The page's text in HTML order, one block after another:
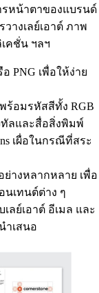
หน้าตาของแบรนด์
างเลย์เอาต์ ภาพ
คชั่น ฯลฯ
PNG เพื่อให้ง่าย
ร้อมรหัสสีทั้ง RGB
ทัลและสื่อสิ่งพิมพ์
เผื่อในกรณีที่สระ
างหลากหลาย เพื่อ
เทนต์ต่าง ๆ
ลย์เอาต์ อีเมล และ
ำเสนอ